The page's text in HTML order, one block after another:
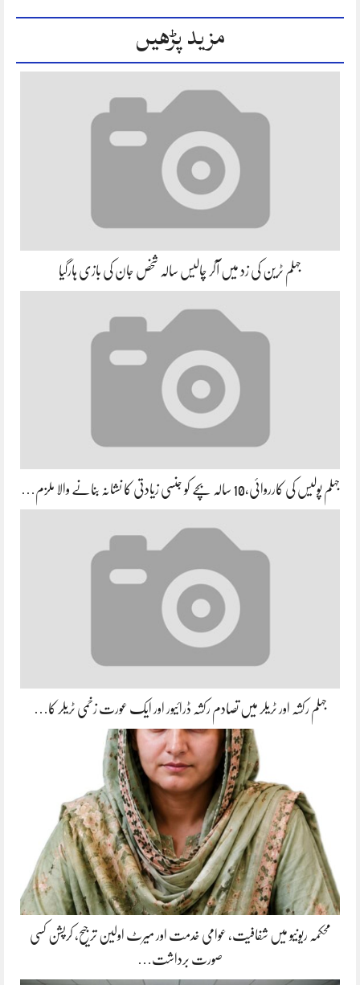
مزید پڑھیں
جہلم ٹرین کی زد میں آکر چالیس سالہ شخص جان کی بازی ہارگیا
جہلم پولیس کی کارروائی،10 سالہ بچے کو جنسی زیادتی کا نشانہ بنانے والا ملزم…
جہلم رکشہ اور ٹریلر میں تصادم رکشہ ڈرائیور اور ایک عورت زخمی ٹریلر کا…
محکمہ ریونیو میں شفافیت، عوامی خدمت اور میرٹ اولین ترجیح، کرپشن کسی
صورت برداشت…